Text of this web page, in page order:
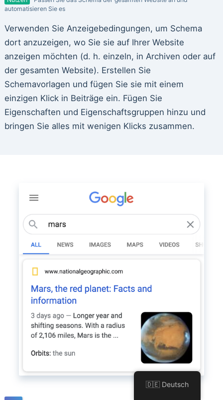
automatisieren Sie es
Verwenden Sie Anzeigebedingungen, um Schema
dort anzuzeigen, wo Sie sie auf Ihrer Website
anzeigen möchten (d. h. einzeln, in Archiven oder auf
der gesamten Website). Erstellen Sie
Schemavorlagen und fügen Sie sie mit einem
einzigen Klick in Beiträge ein. Fügen Sie
Eigenschaften und Eigenschaftsgruppen hinzu und
bringen Sie alles mit wenigen Klicks zusammen.
🇩🇪 Deutsch